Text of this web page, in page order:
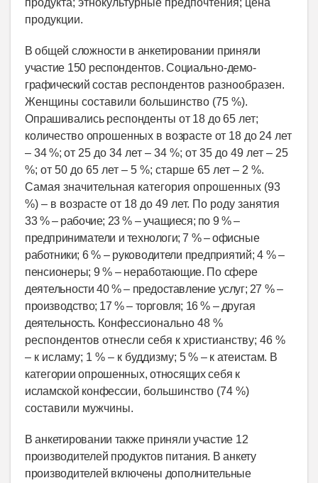
продукции.
В общей сложности в анкетировании приняли
участие 150 респондентов. Социально-демо-
графическийсостав респондентов разнообразен.
Женщины составили большинство (75 %).
Опрашивались респонденты от 18 до 65 лет;
количество опрошенных в возрасте от 18 до 24 лет
– 34%; от 25 до 34 лет – 34 %; от 35 до 49 лет – 25
%; от 50 до 65 лет – 5 %; старше 65 лет – 2 %.
Самая значительная категория опрошенных (93
%) – в возрасте от 18 до 49 лет. По роду занятия
33 % – рабочие; 23 % – учащиеся; по 9 % –
предприниматели и технологи; 7 % – офисные
работники; 6 % – руководители предприятий; 4 % –
пенсионеры; 9 % – неработающие. По сфере
деятельности 40 % – предоставление услуг; 27 % –
производство; 17 % – торговля; 16 % – другая
деятельность. Конфессионально 48 %
респондентов отнесли себя к христианству; 46 %
– к исламу; 1 % – к буддизму; 5 % – к атеистам. В
категории опрошенных, относящих себя к
исламской конфессии, большинство (74 %)
составили мужчины.
В анкетировании также приняли участие 12
производителей продуктов питания. В анкету
производителей включены дополнительные